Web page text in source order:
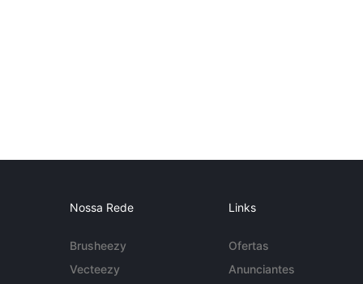
Nossa Rede
Brusheezy
Vecteezy
Links
Ofertas
Anunciantes